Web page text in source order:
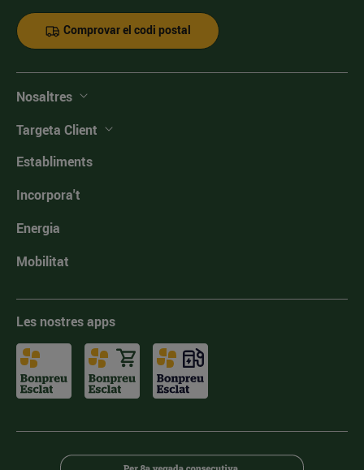
Comprovar el codi postal
Nosaltres
Targeta Client
Establiments
Incorpora't
Energia
Mobilitat
Les nostres apps